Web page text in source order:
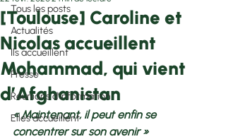
Tous les posts
Actualités
Ils accueillent
Presse
Réunions d'information
Elles accueillent
[Toulouse] Caroline et
Nicolas accueillent
Mohammad, qui vient
d’Afghanistan
« Maintenant, il peut enfin se
concentrer sur son avenir »